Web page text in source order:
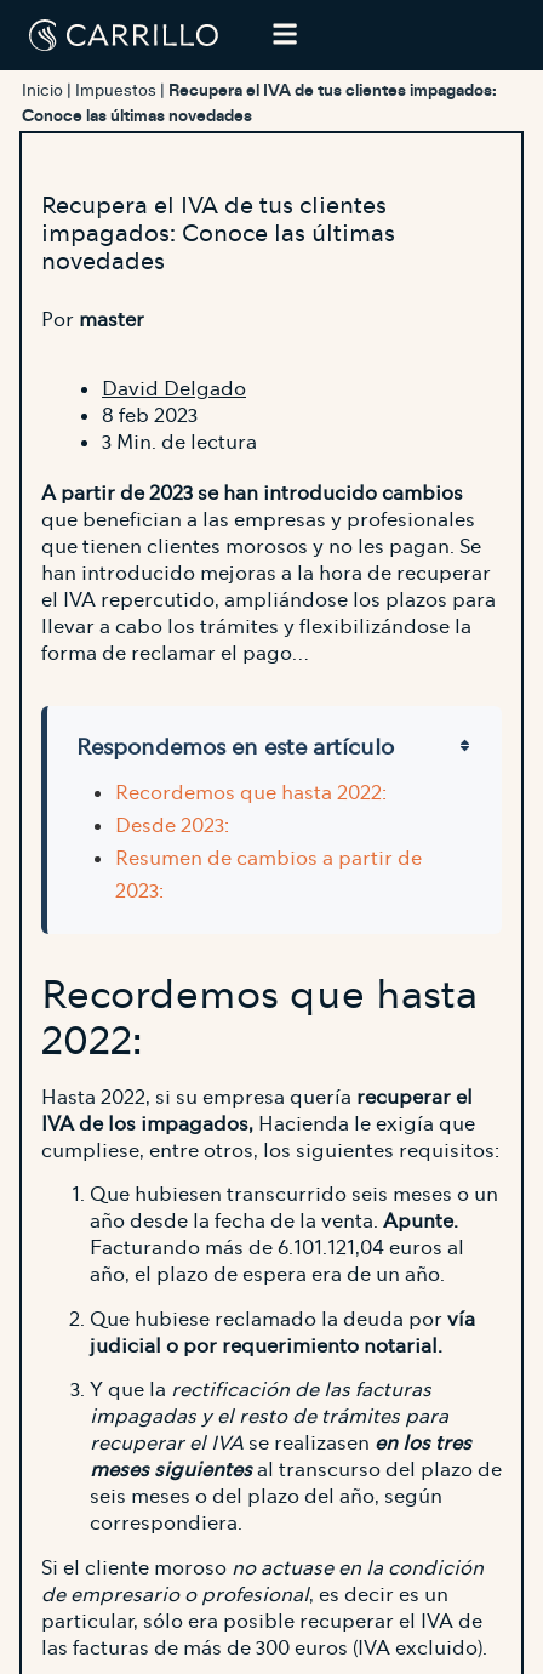
Inicio Impuestos
Recupera el IVA de tus clientes impagados:
Conoce las últimas novedades
Recupera el IVA de tus clientes
impagados: Conoce las últimas
novedades
Por master
David Delgado
8 feb 2023
3 Min. de lectura
A partir de 2023 se han introducido cambios
que benefician a las empresas y profesionales
que tienen clientes morosos y no les pagan. Se
han introducido mejoras a la hora de recuperar
el IVA repercutido, ampliándose los plazos para
llevar a cabo los trámites y flexibilizándose la
forma de reclamar el pago…
Respondemos en este artículo
Recordemos que hasta 2022:
Desde 2023:
Resumen de cambios a partir de
2023:
Recordemos que hasta
2022:
Hasta 2022, si su empresa quería recuperar el
IVA de los impagados, Hacienda le exigía que
cumpliese, entre otros, los siguientes requisitos:
Que hubiesen transcurrido seis meses o un
año desde la fecha de la venta. Apunte.
Facturando más de 6.101.121,04 euros al
año, el plazo de espera era de un año.
Que hubiese reclamado la deuda porvía
judicial o por requerimiento notarial.
Y que la rectificación de las facturas
impagadas y el resto de trámites para
recuperar el IVA se realizasen en los tres
meses siguientesal transcurso del plazo de
seis meses o del plazo del año, según
correspondiera.
Si el cliente moroso no actuase en la condición
de empresario o profesional, es decir es un
particular, sólo era posible recuperar el IVA de
las facturas de más de 300 euros (IVA excluido).